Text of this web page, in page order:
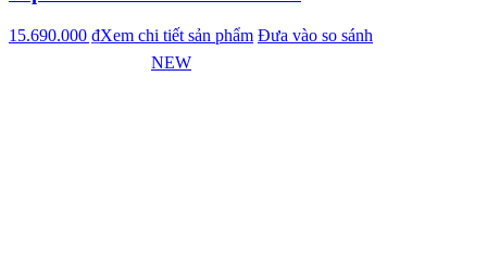
15.690.000 ₫Xem chi tiết sản phẩm Đưa vào so sánh
NEW